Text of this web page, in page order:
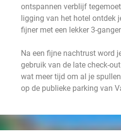
ontspannen verblijf
ligging van het hotel ontdek
fijner met een lekker 3-
Na een fijne nachtrust word
gebruik van de late check-
wat meer tijd om al je
op de publieke parking van